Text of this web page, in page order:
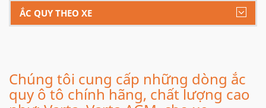
ẮC QUY THEO XE
Chúng tôi cung cấp những dòng ắc
quy ô tô chính hãng, chất lượng cao